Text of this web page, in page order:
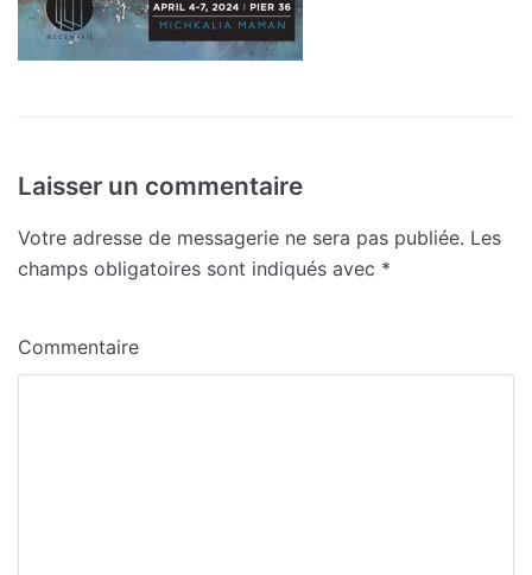
Laisser un commentaire
Votre adresse de messagerie ne sera pas publiée. Les
champs obligatoires sont indiqués avec *
Commentaire